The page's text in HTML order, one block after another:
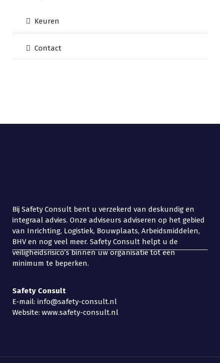
Keuren
Contact
Bij Safety Consult bent u verzekerd van deskundig en
integraal advies. Onze adviseurs adviseren op het gebied
van Inrichting, Logistiek, Bouwplaats, Arbeidsmiddelen,
BHV en nog veel meer. Safety Consult helpt u de
veiligheidsrisico’s binnen uw organisatie tot een
minimum te beperken.
Safety Consult
E-mail: info@safety-consult.nl
Website: www.safety-consult.nl